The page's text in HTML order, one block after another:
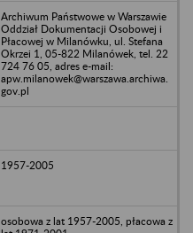
Archiwum Państwowe w Warszawie
Oddział Dokumentacji Osobowej i
Płacowej w Milanówku, ul. Stefana
Okrzei 1, 05-822 Milanówek, tel. 22
724 76 05, adres e-mail:
apw.milanowek@warszawa.archiwa.
gov.pl
1957-2005
osobowa z lat 1957-2005, płacowa z